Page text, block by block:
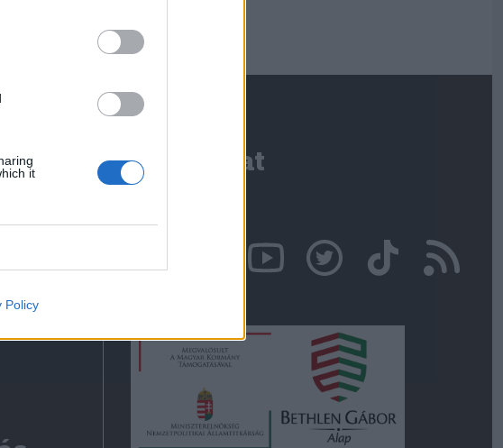
it
Policy
Kapcsolat